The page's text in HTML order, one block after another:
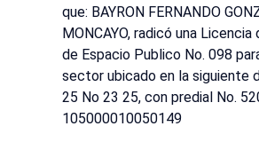
que: BAYRON FERNANDO
MONCAYO, radicó una
de Espacio Publico No. 098
sector ubicado en la siguiente
25 No 23 25, con predial No.
105000010050149